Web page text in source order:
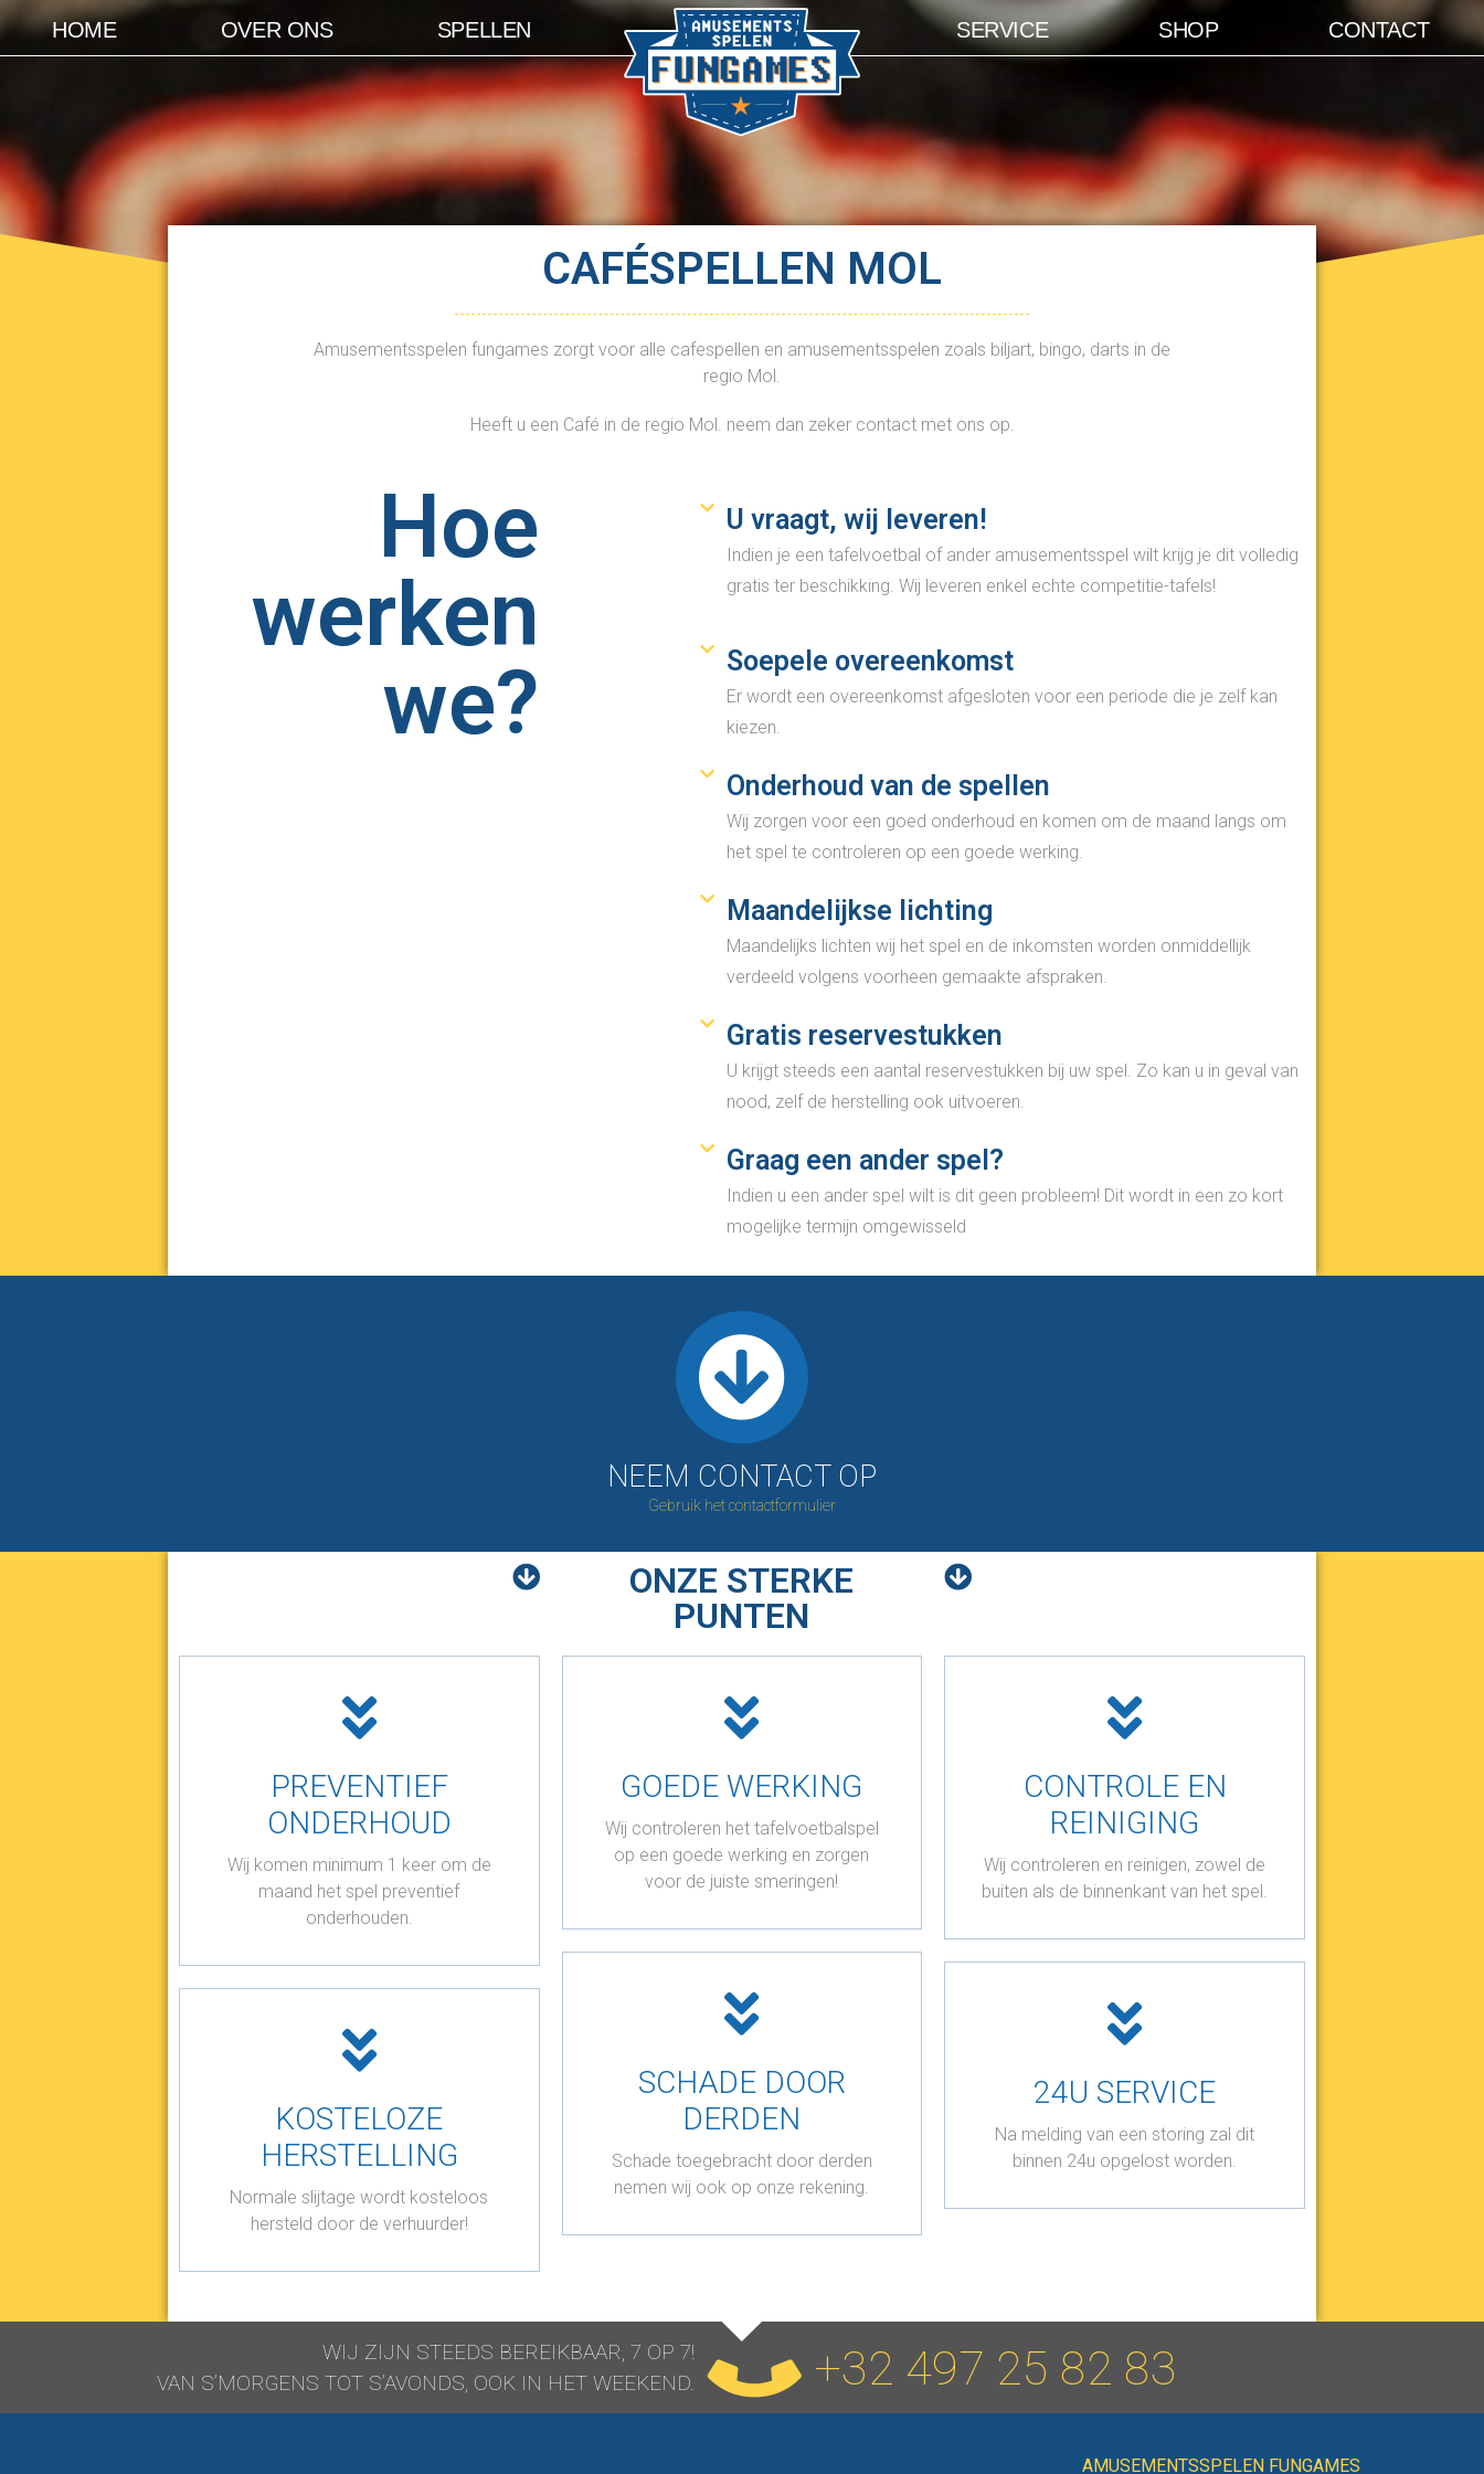
HOME OVER ONS SPELLEN SERVICE SHOP CONTACT
CAFÉSPELLEN MOL
Amusementsspelen fungames zorgt voor alle cafespellen en amusementsspelen zoals biljart, bingo, darts in de
regio Mol.
Heeft u een Café in de regio Mol. neem dan zeker contact met ons op.
Hoe
werken
we?
U vraagt, wij leveren!
Indien je een tafelvoetbal of ander amusementsspel wilt krijg je dit volledig
gratis ter beschikking. Wij leveren enkel echte competitie-tafels!
Soepele overeenkomst
Er wordt een overeenkomst afgesloten voor een periode die je zelf kan
kiezen.
Onderhoud van de spellen
Wij zorgen voor een goed onderhoud en komen om de maand langs om
het spel te controleren op een goede werking.
Maandelijkse lichting
Maandelijks lichten wij het spel en de inkomsten worden onmiddellijk
verdeeld volgens voorheen gemaakte afspraken.
Gratis reservestukken
U krijgt steeds een aantal reservestukken bij uw spel. Zo kan u in geval van
nood, zelf de herstelling ook uitvoeren.
Graag een ander spel?
Indien u een ander spel wilt is dit geen probleem! Dit wordt in een zo kort
mogelijke termijn omgewisseld
NEEM CONTACT OP
Gebruik het contactformulier
ONZE STERKE
PUNTEN
PREVENTIEF
ONDERHOUD
Wij komen minimum 1 keer om de
maand het spel preventief
onderhouden.
KOSTELOZE
HERSTELLING
Normale slijtage wordt kosteloos
hersteld door de verhuurder!
GOEDE WERKING
Wij controleren het tafelvoetbalspel
op een goede werking en zorgen
voor de juiste smeringen!
SCHADE DOOR
DERDEN
Schade toegebracht door derden
nemen wij ook op onze rekening.
CONTROLE EN
REINIGING
Wij controleren en reinigen, zowel de
buiten als de binnenkant van het spel.
24U SERVICE
Na melding van een storing zal dit
binnen 24u opgelost worden.
WIJ ZIJN STEEDS BEREIKBAAR, 7 OP 7!
VAN S’MORGENS TOT S’AVONDS, OOK IN HET WEEKEND.
+32 497 25 82 83
AMUSEMENTSSPELEN FUNGAMES